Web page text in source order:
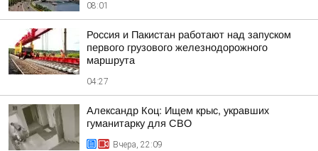
08:01
Россия и Пакистан работают над запуском
первого грузового железнодорожного
маршрута
04:27
Александр Коц: Ищем крыс, укравших
гуманитарку для СВО
Вчера, 22:09